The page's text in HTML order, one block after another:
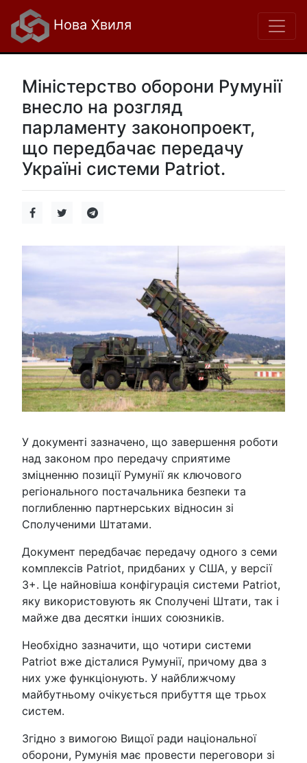
Нова Хвиля
Міністерство оборони Румунії
внесло на розгляд
парламенту законопроект,
що передбачає передачу
Україні системи Patriot.
У документі зазначено, що завершення роботи
над законом про передачу сприятиме
зміцненню позиції Румунії як ключового
регіонального постачальника безпеки та
поглибленню партнерських відносин зі
Сполученими Штатами.
Документ передбачає передачу одного з семи
комплексів Patriot, придбаних у США, у версії
3+. Це найновіша конфігурація системи Patriot,
яку використовують як Сполучені Штати, так і
майже два десятки інших союзників.
Необхідно зазначити, що чотири системи
Patriot вже дісталися Румунії, причому два з
них уже функціонують. У найближчому
майбутньому очікується прибуття ще трьох
систем.
Згідно з вимогою Вищої ради національної
оборони, Румунія має провести переговори зі